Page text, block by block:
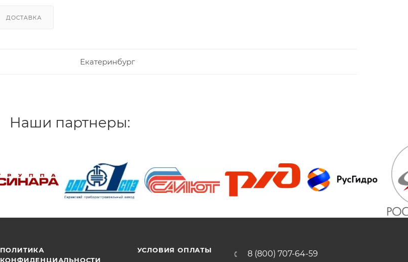
ДОСТАВКА
Екатеринбург
Наши партнеры:
ПОЛИТИКА
КОНФИДЕНЦИАЛЬНОСТИ
УСЛОВИЯ ОПЛАТЫ 8 (800) 707-64-59